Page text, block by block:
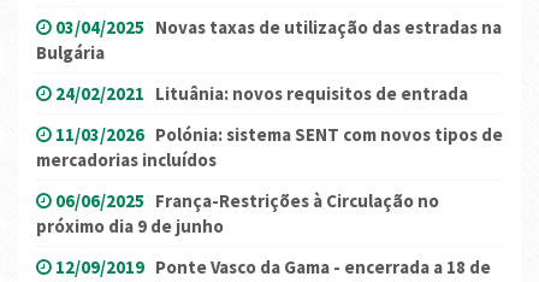
03/04/2025 Novas taxas de utilização das estradas na
Bulgária
24/02/2021 Lituânia: novos requisitos de entrada
11/03/2026 Polónia: sistema SENT com novos tipos de
mercadorias incluídos
06/06/2025 França-Restrições à Circulação no
próximo dia 9 de junho
12/09/2019 Ponte Vasco da Gama - encerrada a 18 de